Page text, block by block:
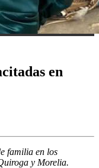
en
familia en los
y Morelia.